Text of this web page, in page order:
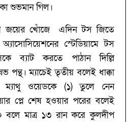
শুভমান গিল।
জয়ের খোঁজে এদিন টস জিতে
অ্যাসোসিয়েশনের স্টেডিয়ামে টস
ব্যাট করতে পাঠান দিল্লি
পন্থ। ম্যাচেই তৃতীয় বলেই ধাক্কা
ম্যাথু ওয়েডকে (‌১)‌ তুলে নেন
প্লে শেষ হওয়ার পরের বলেই
বলে মাত্র ১৩ রান করে কুলদীপ